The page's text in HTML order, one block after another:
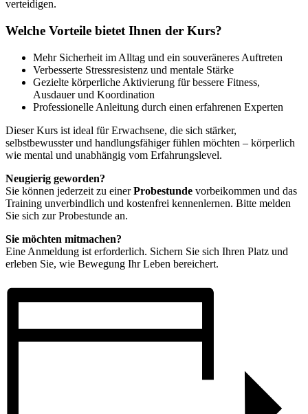
verteidigen.
Welche Vorteile bietet Ihnen der Kurs?
Mehr Sicherheit im Alltag und ein souveräneres Auftreten
Verbesserte Stressresistenz und mentale Stärke
Gezielte körperliche Aktivierung für bessere Fitness,
Ausdauer und Koordination
Professionelle Anleitung durch einen erfahrenen Experten
Dieser Kurs ist ideal für Erwachsene, die sich stärker,
selbstbewusster und handlungsfähiger fühlen möchten – körperlich
wie mental und unabhängig vom Erfahrungslevel.
Neugierig geworden?
Sie können jederzeit zu einerProbestunde vorbeikommen und das
Training unverbindlich und kostenfrei kennenlernen. Bitte melden
Sie sich zur Probestunde an.
Sie möchten mitmachen?
Eine Anmeldung ist erforderlich. Sichern Sie sich Ihren Platz und
erleben Sie, wie Bewegung Ihr Leben bereichert.